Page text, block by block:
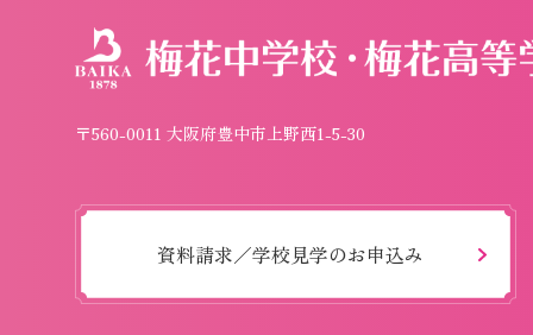
〒560-0011 大阪府豊中市上野西1-5-30
資料請求／学校見学のお申込み